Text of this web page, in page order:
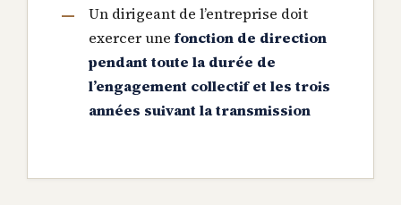
Un dirigeant de l’entreprise doit
exercer une fonction de direction
pendant toute la durée de
l’engagement collectif et les trois
années suivant la transmission